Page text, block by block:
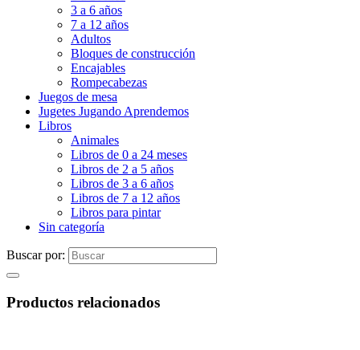
3 a 6 años
7 a 12 años
Adultos
Bloques de construcción
Encajables
Rompecabezas
Juegos de mesa
Jugetes Jugando Aprendemos
Libros
Animales
Libros de 0 a 24 meses
Libros de 2 a 5 años
Libros de 3 a 6 años
Libros de 7 a 12 años
Libros para pintar
Sin categoría
Buscar por:
Productos relacionados